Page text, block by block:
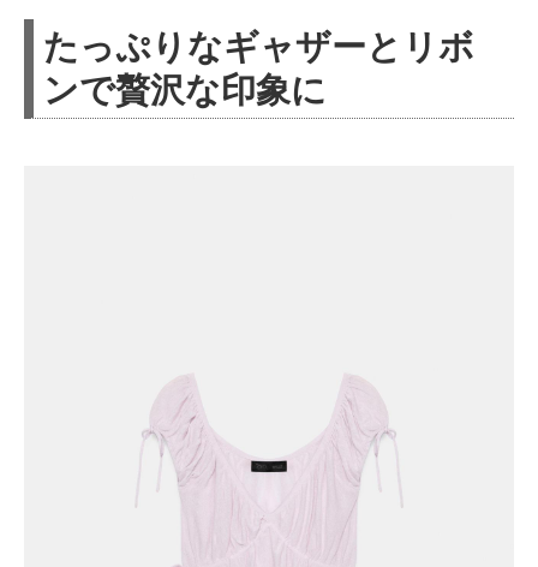
たっぷりなギャザーとリボ
ンで贅沢な印象に